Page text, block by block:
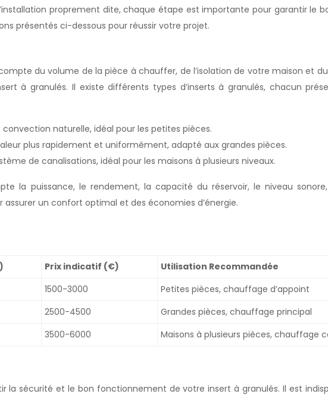
proprement dite, chaque étape est importante pour garantir le
présentés ci-dessous pour réussir votre projet.
du volume de la pièce à chauffer, de l’isolation de votre maison et
à granulés. Il existe différents types d’inserts à granulés, chacun
naturelle, idéal pour les petites pièces.
plus rapidement et uniformément, adapté aux grandes pièces.
de canalisations, idéal pour les maisons à plusieurs niveaux.
la puissance, le rendement, la capacité du réservoir, le niveau
un confort optimal et des économies d’énergie.
Prix indicatif (€)
Utilisation Recommandée
1500-3000
Petites pièces, chauffage d’appoint
2500-4500
Grandes pièces, chauffage principal
3500-6000 Maisons à plusieurs pièces, chauffage
sécurité et le bon fonctionnement de votre insert à granulés. Il est